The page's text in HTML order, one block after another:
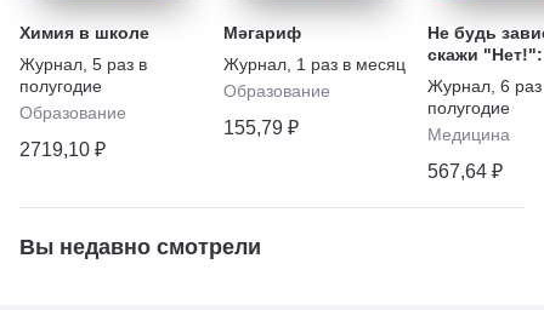
Химия в школе
Журнал 5 раз в
полугодие
Образование
2719,10 ₽
Мәгариф
Журнал 1 раз в месяц
Образование
155,79 ₽
Не будь
скажи "Нет!":
наркотикам,
алкоголю,
игромании
Журнал 6
полугодие
Медицина
567,64 ₽
Вы недавно смотрели